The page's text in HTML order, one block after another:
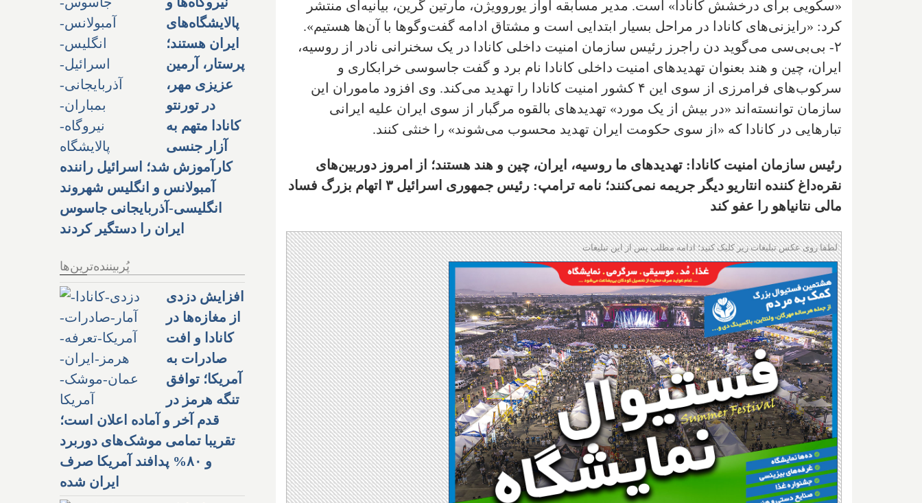
«سکویی برای درخشش کانادا» است. مدیر مسابقه آواز یوروویژن، مارتین گرین، بیانیه‌ای منتشر
کرد: «رایزنی‌های کانادا در مراحل بسیار ابتدایی است و مشتاق ادامه گفت‌وگوها با آن‌ها هستیم».
۲- بی‌بی‌سی می‌گوید دن راجرز رئیس سازمان امنیت داخلی کانادا در یک سخنرانی نادر از روسیه،
ایران، چین و هند بعنوان تهدیدهای امنیت داخلی کانادا نام برد و گفت جاسوسی خرابکاری و
سرکوب‌های فرامرزی از سوی این ۴ کشور امنیت کانادا را تهدید می‌کند. وی افزود ماموران این
سازمان توانسته‌اند «در بیش از یک مورد» تهدیدهای بالقوه مرگبار از سوی ایران علیه ایرانی
تبارهایی در کانادا که «از سوی حکومت ایران تهدید محسوب می‌شوند» را خنثی کنند.
رئیس سازمان امنیت کانادا: تهدیدهای ما روسیه، ایران، چین و هند هستند؛ از امروز دوربین‌های
نقره‌داغ کننده انتاریو دیگر جریمه نمی‌کنند؛ نامه ترامپ: رئیس جمهوری اسرائیل ۳ اتهام بزرگ فساد
مالی نتانیاهو را عفو کند
لطفا روی عکس تبلیغات زیر کلیک کنید؛ ادامه مطلب پس از این تبلیغات
پالایشگاه‌های
ایران هستند؛
پرستار، آرمین
عزیزی مهر،
در تورنتو
کانادا متهم به
آزار جنسی
کارآموزش شد؛ اسرائیل راننده
آمبولانس و انگلیس شهروند
انگلیسی-آذربایجانی جاسوس
ایران را دستگیر کردند
پُربیننده‌ترین‌ها
افزایش دزدی
از مغازه‌ها در
کانادا و افت
صادرات به
آمریکا؛ توافق
تنگه هرمز در
قدم آخر و آماده اعلان است؛
تقریبا تمامی موشک‌های دوربرد
و ۸۰% پدافند آمریکا صرف
ایران شده